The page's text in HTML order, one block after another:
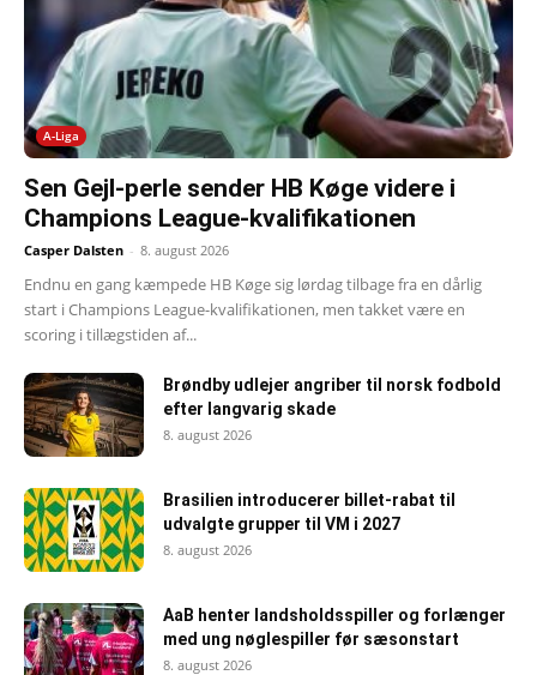
A-Liga
Sen Gejl-perle sender HB Køge videre i
Champions League-kvalifikationen
Casper Dalsten - 8. august 2026
Endnu en gang kæmpede HB Køge sig lørdag tilbage fra en dårlig
start i Champions League-kvalifikationen, men takket være en
scoring i tillægstiden af...
Brøndby udlejer angriber til norsk fodbold
efter langvarig skade
8. august 2026
Brasilien introducerer billet-rabat til
udvalgte grupper til VM i 2027
8. august 2026
AaB henter landsholdsspiller og forlænger
med ung nøglespiller før sæsonstart
8. august 2026